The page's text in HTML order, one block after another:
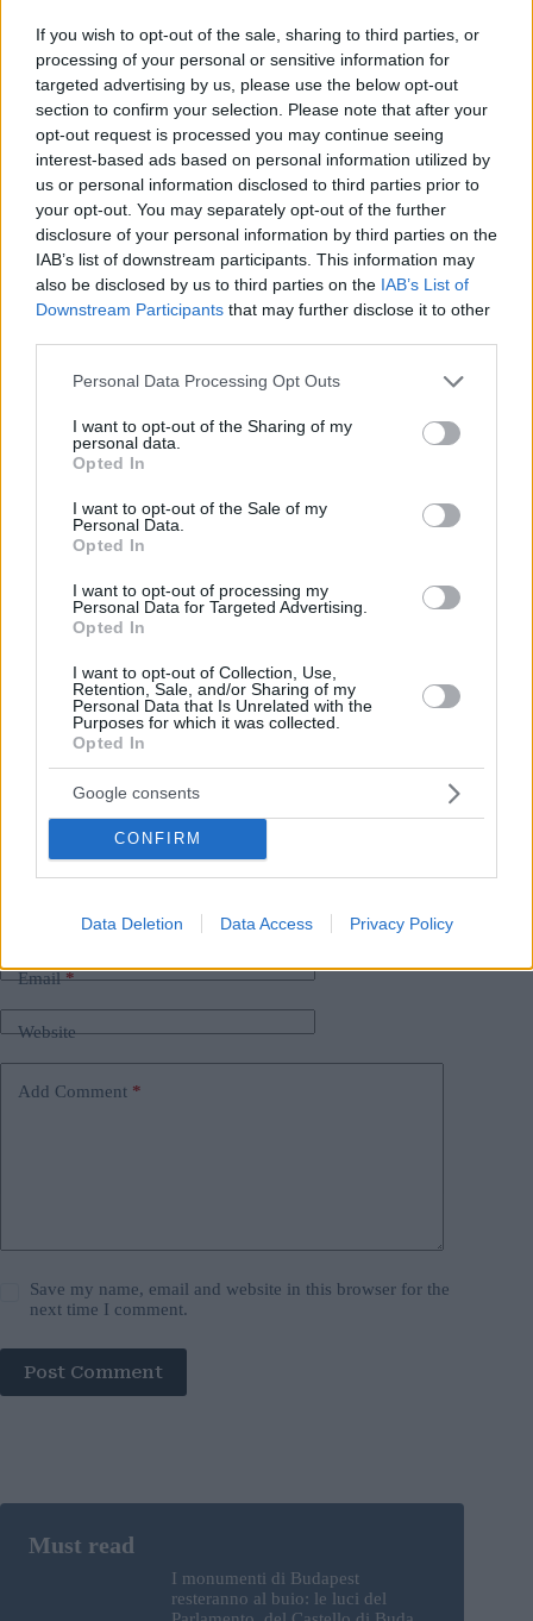
If you wish to opt-out of the sale, sharing to third parties, or
processing of your personal or sensitive information for
targeted advertising by us, please use the below opt-out
section to confirm your selection. Please note that after your
opt-out request is processed you may continue seeing
interest-based ads based on personal information utilized by
us or personal information disclosed to third parties prior to
your opt-out. You may separately opt-out of the further
disclosure of your personal information by third parties on the
IAB’s list of downstream participants. This information may
also be disclosed by us to third parties on the IAB’s List of
Downstream Participants that may further disclose it to other
Please note that this website/app uses one or more Google
not limited to your visit or usage behaviour. You may click to
grant or deny consent to Google and its third-party tags to
use your data for below specified purposes in below Google
consent section.
Personal Data Processing Opt Outs
I want to opt-out of the Sharing of my
personal data.
Opted In
I want to opt-out of the Sale of my
Personal Data.
Opted In
I want to opt-out of processing my
Personal Data for Targeted Advertising.
Opted In
I want to opt-out of Collection, Use,
Retention, Sale, and/or Sharing of my
Personal Data that Is Unrelated with the
Purposes for which it was collected.
Opted In
Google consents
CONFIRM
Data Deletion Data Access Privacy Policy
6 marzo che le autorità ungheresi a Budapest hanno “preso in
ostaggio” sette cittadini ucraini, dipendenti di Oschadbank, e
hanno sequestrato gli oggetti di valore che stavano
trasportando, ha riferito Ukrinform. Secondo lui, i dipendenti
stavano trasportando contanti e lingotti d’oro in due veicoli
della banca come parte dei regolamenti interbancari di routine
e stavano attraversando l’Ungheria per recarsi dall’Austria in
Ucraina.
USD, EUR, oro
Il 10 marzo, il Governo ungherese ha adottato un decreto
speciale riguardante il contante e l’oro sequestrati da
Oschadbank, e i beni sono rimasti sotto il controllo delle
autorità ungheresi durante l’indagine. Una dichiarazione
Dogane ungherese ha affermato che Oschadbank ha
chilogrammi di oro dall’Austria all’Ucraina in veicoli per il
trasporto di contanti.
Il premier Péter Magyar e il presidente ucraino Zelensky
‘Ucraina porge i rami d’ulivo all’Ungheria: spedizioni di
petrolio, diritti delle minoranze, cooperazione –
#ungherese
Your email address will not be published.
Email*
Website
Add Comment *
Save my name, email and website in this browser for the
next time I comment.
Post Comment
I monumenti di Budapest
resteranno al buio: le luci del